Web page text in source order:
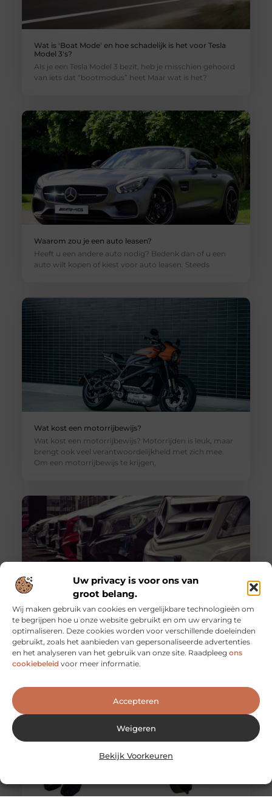
Uw privacy is voor ons van
groot belang.
Wij maken gebruik van cookies en vergelijkbare technologieën om
te begrijpen hoe u onze website gebruikt en om uw ervaring te
optimaliseren. Deze cookies worden voor verschillende doeleinden
gebruikt, zoals het aanbieden van gepersonaliseerde advertenties
en het analyseren van het gebruik van onze site. Raadpleeg ons
cookiebeleid voor meer informatie.
Accepteren
Weigeren
Bekijk Voorkeuren
Wat is 'Boat Mode' en hoe schadelijk is het voor Tesla
Model 3's?
Als je een Tesla Model 3 bezit, heb je misschien gehoord
van iets dat “bootmodus” heet Maar wat is het?
Waarom zou je een auto leasen?
Heeft u een andere auto nodig? Bedenk dan of u een
auto wilt kopen of kiest voor auto leasen. Steeds
Wat kost een motorrijbewijs?
Wat kost een motorrijbewijs? Motorrijden is leuk, maar
brengt ook veel verantwoordelijkheid met zich mee.
Om een ​​motorrijbewijs te krijgen,
Waarom een auto leasen zo populair is
Nieuwe auto nodig? Dan valt u al snel op dat je zo goed
als ieder merk en model kunt leasen.